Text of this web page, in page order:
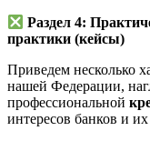
Раздел 4:
практики (кейсы)
Приведем несколько
нашей Федерации,
профессиональной
интересов банков и